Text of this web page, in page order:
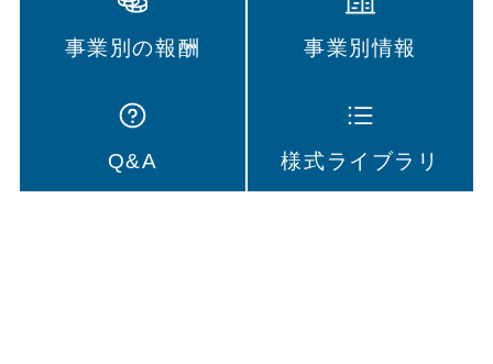
事業別の報酬 事業別情報
Q&A 様式ライブラリ